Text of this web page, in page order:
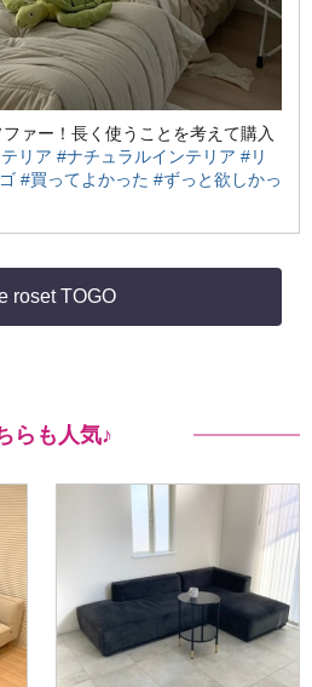
ァー！長く使うことを考えて購入
リア #ナチュラルインテリア #リ
#買ってよかった #ずっと欲しかっ
roset TOGO
らも人気♪